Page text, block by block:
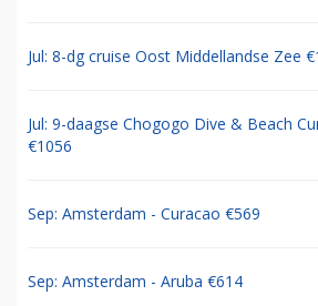
Jul: 8-dg cruise Oost Middellandse Zee
Jul: 9-daagse Chogogo Dive & Beach
€1056
Sep: Amsterdam - Curacao €569
Sep: Amsterdam - Aruba €614